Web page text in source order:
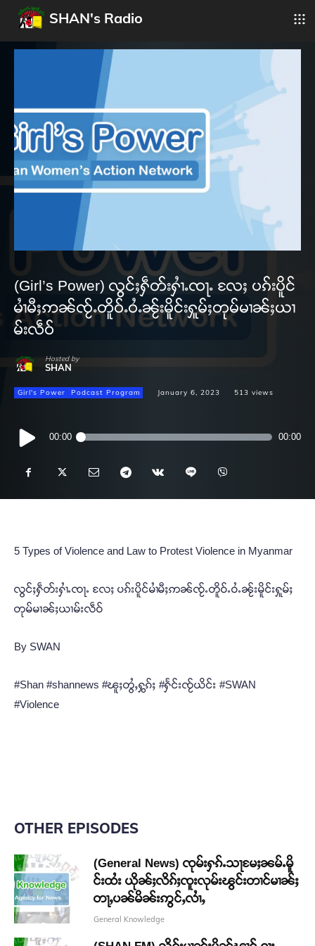
SHAN's Radio
(Girl’s Power) လွင်ႈႁဵတ်းႁၢႆႉၸႃႉ လႄႈ ပၵ်းပိူင်
မၢႆမီႈဢၼ်ၸႂ်ႉတိူဝ်ႉဝႆႉၼႂ်းမိူင်းႁူမ်ႈတုမ်မၢၼ်ႈယၢ
မ်းလဵဝ်
Hosted by
SHAN
Girl's Power Podcast Program January 6, 2023 513 views
Audio
Player
00:00 00:00
5 Types of Violence and Law to Protest Violence in Myanmar
လွင်ႈႁဵတ်းႁၢႆႉၸႃႉ လႄႈ ပၵ်းပိူင်မၢႆမီႈဢၼ်ၸႂ်ႉတိူဝ်ႉဝႆႉၼႂ်းမိူင်းႁူမ်ႈ
တုမ်မၢၼ်ႈယၢမ်းလဵဝ်
By SWAN
#Shan #shannews #ၽူႈတွႆႇႁွၵ်ႈ #ႁႅင်းၸႂ်ယိင်း #SWAN
#Violence
OTHER EPISODES
(General News) ၸုမ်းႁၵ်ႉသႃမႄႈၼမ်ႉမိူ
င်းထႆး ယိုၼ်ႈလိၵ်ႈၸူးလုမ်းၽွင်းတၢင်မၢၼ်ႈ
တႃႇပၼ်မိၼ်းဢွင်ႇလၢႆႇ
General Knowledge